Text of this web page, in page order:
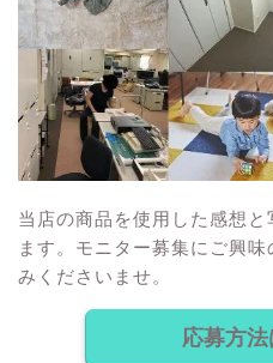
当店の商品を使用した感想
ます。モニター募集にご興
みくださいませ。
応募方